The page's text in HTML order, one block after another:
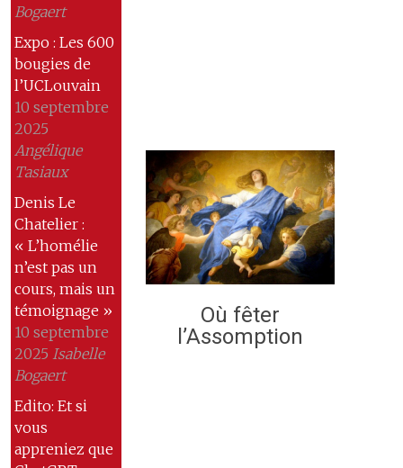
Bogaert
Expo : Les 600
bougies de
l’UCLouvain
10 septembre
2025
Angélique
Tasiaux
Denis Le
Chatelier :
« L’homélie
n’est pas un
cours, mais un
témoignage »
10 septembre
2025 Isabelle
Bogaert
Edito: Et si
vous
appreniez que
Où fêter
l’Assomption